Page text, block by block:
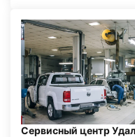
Сервисный центр